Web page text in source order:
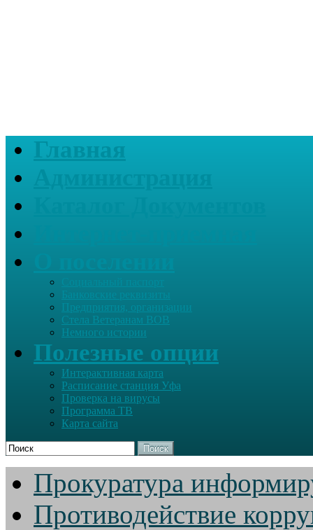
Главная
Банковские реквизиты
Предприятия, организации
Стела Ветеранам ВОВ
Немного истории
Полезные опции
Интерактивная карта
Расписание станция Уфа
Проверка на вирусы
Программа ТВ
Карта сайта
Поиск
Прокуратура
Противодействие